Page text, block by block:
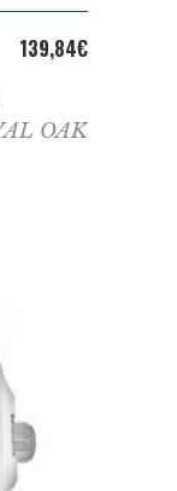
139,84€
OAK